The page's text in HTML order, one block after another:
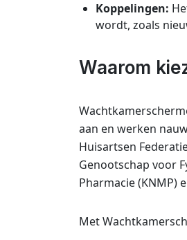
Koppelingen:
wordt, zoals
Waarom
aan en werken
Huisartsen
Genootschap voor
Pharmacie (KNMP)
Met